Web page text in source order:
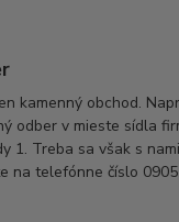
kamenný obchod.
odber v mieste sídla
1. Treba sa však s
na telefónne číslo